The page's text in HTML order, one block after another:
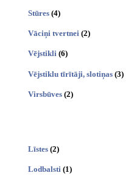
Stūres (4)
Vāciņi tvertnei (2)
Vējstikli (6)
Vējstiklu tīrītāji, slotiņas (3)
Virsbūves (2)
Līstes (2)
Lodbalsti (1)